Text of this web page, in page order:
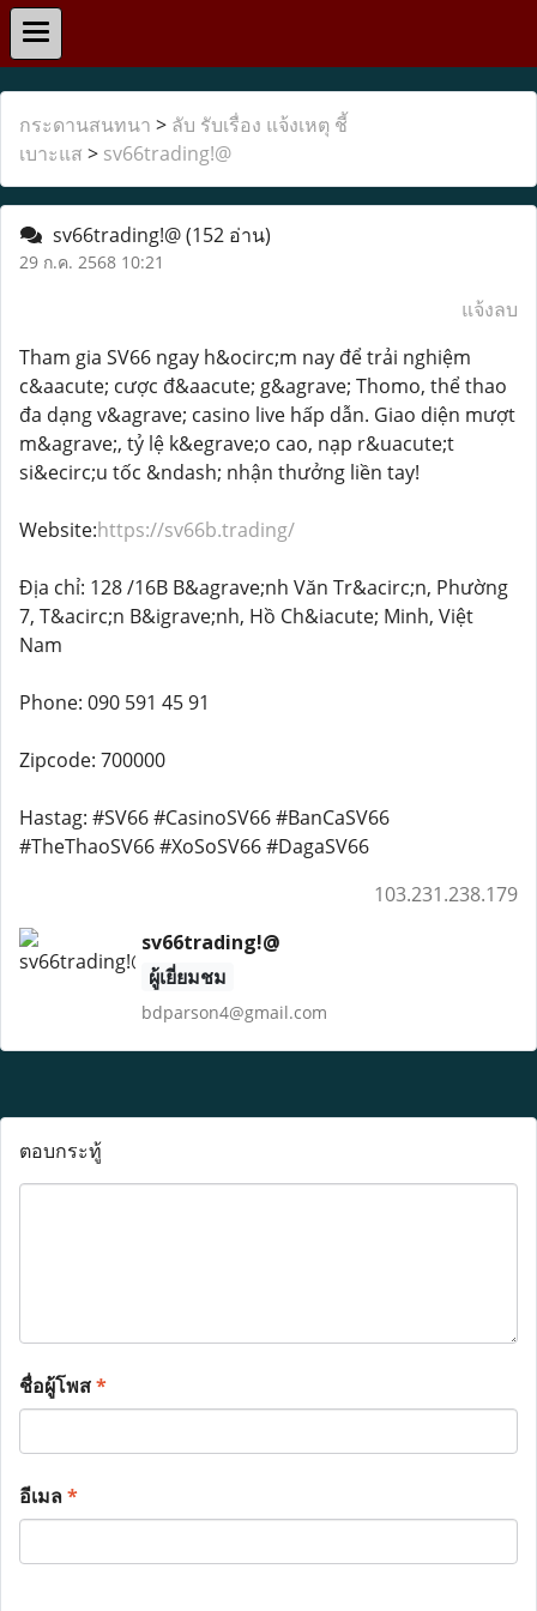
กระดานสนทนา > ลับ รับเรื่อง แจ้งเหตุ ชี้
เบาะแส > sv66trading!@
sv66trading!@(152 อ่าน)
29 ก.ค. 2568 10:21
แจ้งลบ
Tham gia SV66 ngay h&ocirc;m nay để trải nghiệm
c&aacute; cược đ&aacute; g&agrave; Thomo, thể thao
đa dạng v&agrave; casino live hấp dẫn. Giao diện mượt
m&agrave;, tỷ lệ k&egrave;o cao, nạp r&uacute;t
si&ecirc;u tốc &ndash; nhận thưởng liền tay!
Website:https://sv66b.trading/
Địa chỉ: 128 /16B B&agrave;nh Văn Tr&acirc;n, Phường
7, T&acirc;n B&igrave;nh, Hồ Ch&iacute; Minh, Việt
Nam
Phone: 090 591 45 91
Zipcode: 700000
Hastag: #SV66 #CasinoSV66 #BanCaSV66
#TheThaoSV66 #XoSoSV66 #DagaSV66
103.231.238.179
sv66trading!@
ผู้เยี่ยมชม
bdparson4@gmail.com
ตอบกระทู้
ชื่อผู้โพส*
อีเมล*